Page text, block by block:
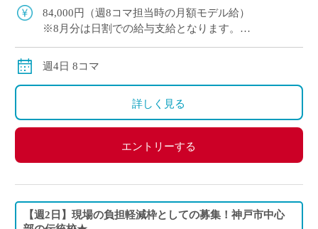
・イースタッフより4月開始の先 […]
84,000円（週8コマ担当時の月額モデル給）
※8月分は日割での給与支給となります。
週4日 8コマ
詳しく見る
エントリーする
【週2日】現場の負担軽減枠としての募集！神戸市中心